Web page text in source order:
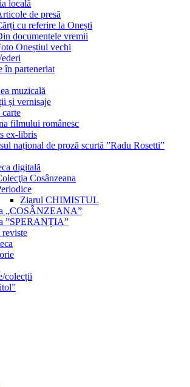
locală
de presă
cu referire la Onești
documentele vremii
Oneștiul vechi
în parteneriat
muzicală
și vernisaje
filmului românesc
ex-libris
național de proză scurtă ”Radu Rosetti”
digitală
Cosânzeana
Ziarul CHIMISTUL
„COSÂNZEANA”
”SPERANȚIA”
reviste
colecții